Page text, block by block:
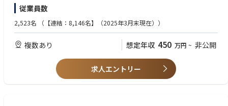
-3. 収率向上・省エネ・環境対応等を目的に既存設備改善の立案・実行
-4. 製造プロセス設計への参画
また、研究・製造各技術者との対等な協働、機器メーカー、ゼネコン、協
力会社とのパートナーシップの推進も求められます。
◇歓迎条件
- 化学工学、または機械工学の専攻
プラント仕様検討・構造検討・設計に関する業務経験者
- プラント設備関連企業（重工業、エンジニアリング企業、設備ベンダ
プロセス設計・設備の構造解析／応力評価・構造設計の業務経験
従業員数
2,523名 （【連結：8,146名】（2025年3月末現在））
複数あり 想定年収 450 万円 ~ 非公開
求人エントリー